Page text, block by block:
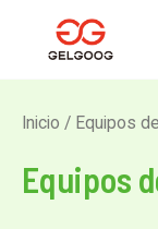
contenido
Inicio / Equipos
Equipos